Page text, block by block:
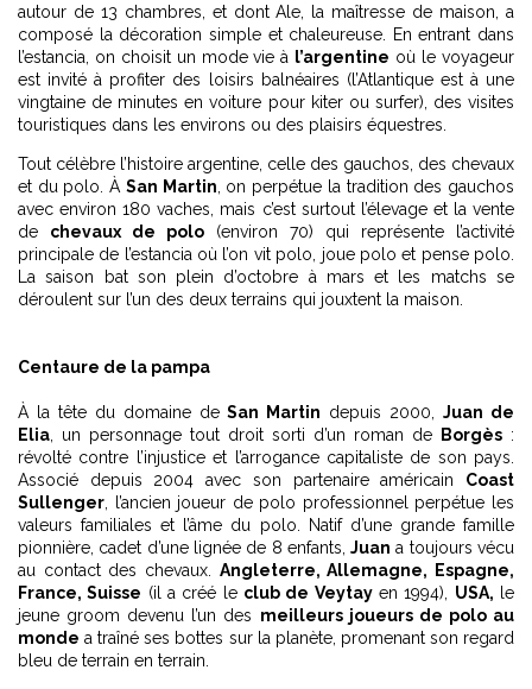
autour de 13 chambres, et dont Ale, la maîtresse de maison, a
composé la décoration simple et chaleureuse. En entrant dans
l’estancia, on choisit un mode vie à l’argentine où le voyageur
est invité à profiter des loisirs balnéaires (l’Atlantique est à une
vingtaine de minutes en voiture pour kiter ou surfer), des visites
touristiques dans les environs ou des plaisirs équestres.
Tout célèbre l’histoire argentine, celle des gauchos, des chevaux
et du polo. À San Martin , on perpétue la tradition des gauchos
avec environ 180 vaches, mais c’est surtout l’élevage et la vente
de chevaux de polo (environ 70) qui représente l’activité
principale de l’estancia où l’on vit polo, joue polo et pense polo.
La saison bat son plein d’octobre à mars et les matchs se
déroulent sur l’un des deux terrains qui jouxtent la maison.
Centaure de la pampa
À la tête du domaine deSan Martin depuis 2000,Juan de
Elia , un personnage tout droit sorti d’un roman de Borgès :
révolté contre l’injustice et l’arrogance capitaliste de son pays.
Associé depuis 2004 avec son partenaire américain Coast
Sullenger , l’ancien joueur de polo professionnel perpétue les
valeurs familiales et l’âme du polo. Natif d’une grande famille
pionnière, cadet d’une lignée de 8 enfants,Juan a toujours vécu
au contact des chevaux. Angleterre, Allemagne, Espagne,
France, Suisse (il a créé le club de Veytayen 1994), USA, le
jeune groom devenu l’un des meilleurs joueurs de polo au
monde a traîné ses bottes sur la planète, promenant son regard
bleu de terrain en terrain.